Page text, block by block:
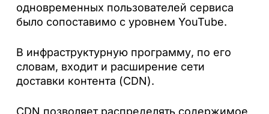
одновременных пользователей сервиса
было сопоставимо с уровнем YouTube.
В инфраструктурную программу, по его
словам, входит и расширение сети
доставки контента (CDN).
CDN позволяет распределять содержимое